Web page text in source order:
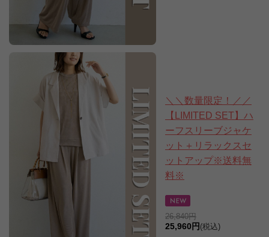
＼＼数量限定！／／
【LIMITED SET】ハ
ーフスリーブジャケ
ット＋リラックスセ
ットアップ※送料無
料※
26,840円
25,960円 (税込)